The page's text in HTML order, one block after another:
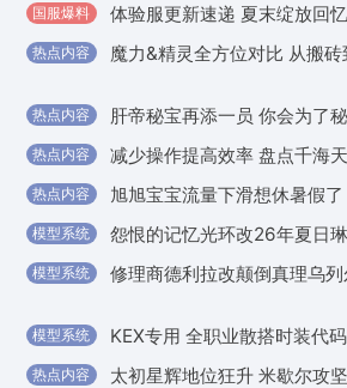
国服爆料
热点内容
热点内容 肝帝秘宝再添一员 你会为了
热点内容
热点内容 旭旭宝宝流量下滑想休暑假
模型系统
模型系统 修理商德利拉改颠倒真理乌
模型系统 KEX专用 全职业散搭时装代
热点内容 太初星辉地位狂升 米歇尔攻